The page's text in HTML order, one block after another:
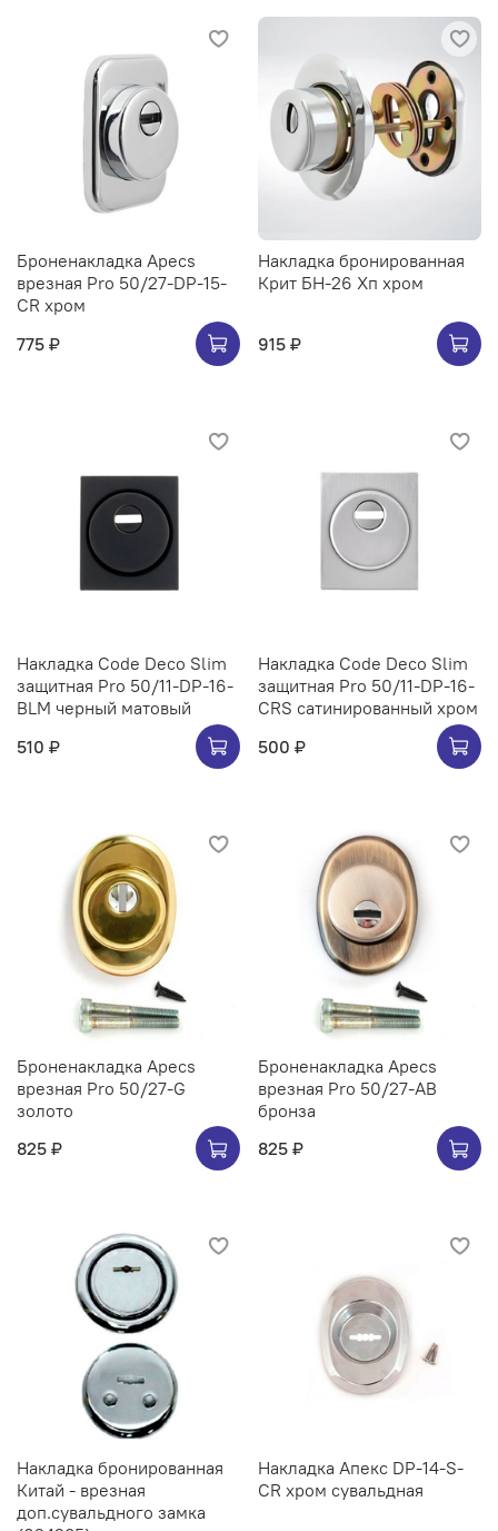
Броненакладка Apecs
врезная Pro 50/27-DP-15-
CR хром
775 ₽
Накладка бронированная
Крит БН-26 Хп хром
915 ₽
Накладка Code Deco Slim
защитная Pro 50/11-DP-16-
BLM черный матовый
510 ₽
Накладка Code Deco Slim
защитная Pro 50/11-DP-16-
CRS сатинированный хром
500 ₽
Броненакладка Apecs
врезная Pro 50/27-G
золото
825 ₽
Броненакладка Apecs
врезная Pro 50/27-AB
бронза
825 ₽
Накладка бронированная
Китай - врезная
доп.сувальдного замка
Накладка Апекс DP-14-S-
CR хром сувальдная